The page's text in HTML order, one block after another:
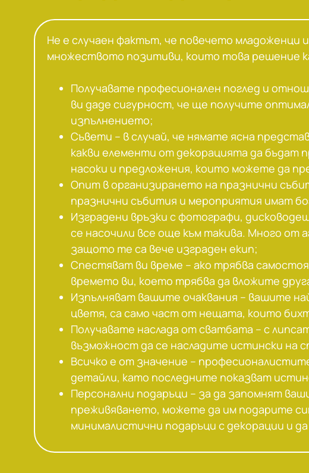
Не е случаен фактът, че повечето младоженци
множеството позитиви, които това решение
Получавате професионален поглед и
ви даде сигурност, че ще получите
изпълнението;
Съвети – в случай, че нямате ясна
какви елементи от декорацията да бъдат
насоки и предложения, които можете да
Опит в организирането на празнични
празнични събития и мероприятия имат
Изградени връзки с фотографи,
се насочили все още към такива. Много
защото те са вече изграден екип;
Спестяват ви време – ако трябва
времето ви, което трябва да вложите
Изпълняват вашите очаквания – вашите
цветя, са само част от нещата, които
Получавате наслада от сватбата – с
възможност да се насладите истински на
Всичко е от значение –
детайли, като последните показват
Персонални подаръци – за да запомнят
преживяването, можете да им подарите
минималистични подаръци с декорации и да